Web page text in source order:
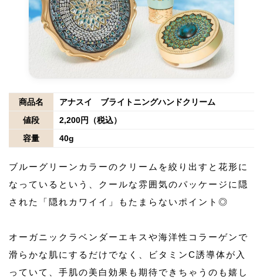
商品名
アナスイ ブライトニングハンドクリーム
値段
2,200円（税込）
容量
40g
ブルーグリーンカラーのクリームを絞り出すと花形に
なっているという、クールな雰囲気のパッケージに隠
された「隠れカワイイ」もたまらないポイント◎
オーガニックラベンダーエキスや海洋性コラーゲンで
滑らかな肌にするだけでなく、ビタミンC誘導体が入
っていて、手肌の美白効果も期待できちゃうのも嬉し